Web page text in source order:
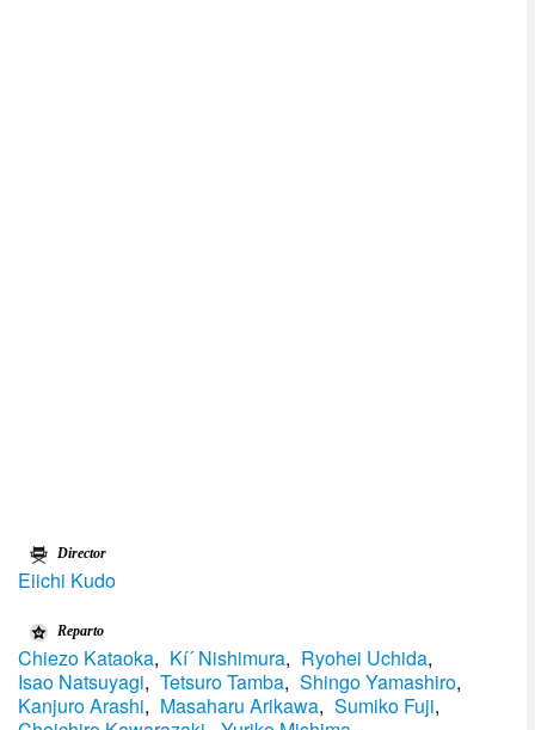
Director
Eiichi Kudo
Reparto
Chiezo Kataoka, Kí´ Nishimura, Ryohei Uchida,
Isao Natsuyagi, Tetsuro Tamba, Shingo Yamashiro,
Kanjuro Arashi, Masaharu Arikawa, Sumiko Fuji,